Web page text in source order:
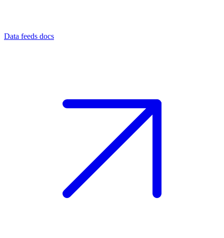
Data feeds docs